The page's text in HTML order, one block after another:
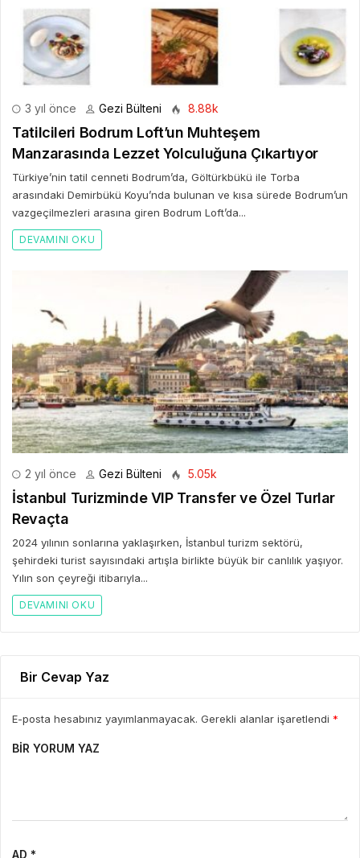
3 yıl önce Gezi Bülteni 8.88k
Tatilcileri Bodrum Loft’un Muhteşem
Manzarasında Lezzet Yolculuğuna Çıkartıyor
Türkiye’nin tatil cenneti Bodrum’da, Göltürkbükü ile Torba
arasındaki Demirbükü Koyu’nda bulunan ve kısa sürede Bodrum’un
vazgeçilmezleri arasına giren Bodrum Loft’da...
DEVAMINI OKU
2 yıl önce Gezi Bülteni 5.05k
İstanbul Turizminde VIP Transfer ve Özel Turlar
Revaçta
2024 yılının sonlarına yaklaşırken, İstanbul turizm sektörü,
şehirdeki turist sayısındaki artışla birlikte büyük bir canlılık yaşıyor.
Yılın son çeyreği itibarıyla...
DEVAMINI OKU
Bir Cevap Yaz
E-posta hesabınız yayımlanmayacak. Gerekli alanlar işaretlendi *
BIR YORUM YAZ
AD *